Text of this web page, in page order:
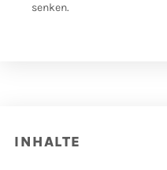
senken.
INHALTE